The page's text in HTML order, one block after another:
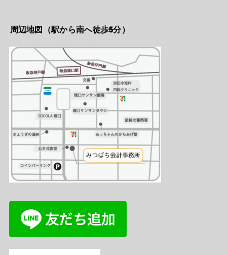
周辺地図（駅から南へ徒歩5分）